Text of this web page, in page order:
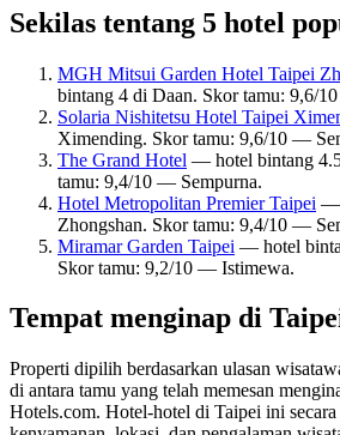
Sekilas tentang 5 hotel
MGH Mitsui Garden Hotel Taipei
bintang 4 di Daan. Skor tamu: 9,6/
Solaria Nishitetsu Hotel Taipei
Ximending. Skor tamu: 9,6/10 —
The Grand Hotel — hotel bintang
tamu: 9,4/10 — Sempurna.
Hotel Metropolitan Premier Taipei —
Zhongshan. Skor tamu: 9,4/10 —
Miramar Garden Taipei — hotel
Skor tamu: 9,2/10 — Istimewa.
Tempat menginap di
Properti dipilih berdasarkan ulasan
di antara tamu yang telah memesan
Hotels.com. Hotel-hotel di Taipei ini